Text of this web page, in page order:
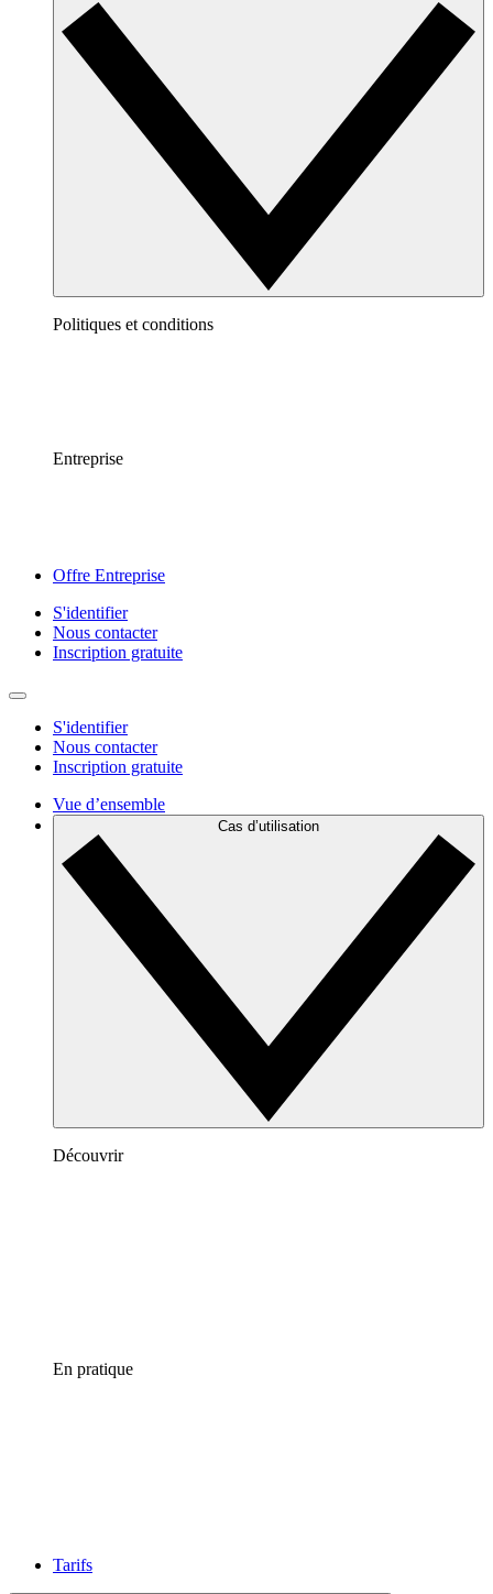
Politiques et conditions
Entreprise
Offre Entreprise
S'identifier
Nous contacter
Inscription gratuite
S'identifier
Nous contacter
Inscription gratuite
Vue d’ensemble
Cas d’utilisation
Découvrir
En pratique
Tarifs